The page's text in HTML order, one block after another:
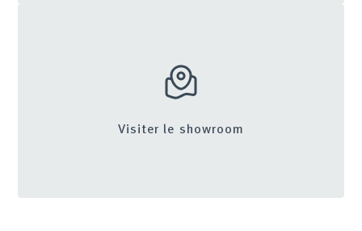
Visiter le showroom